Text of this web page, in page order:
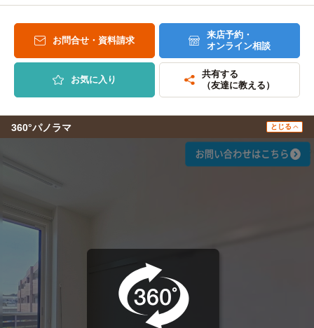
お問合せ・資料請求
来店予約・
オンライン相談
お気に入り
共有する
（友達に教える）
360°パノラマ とじる